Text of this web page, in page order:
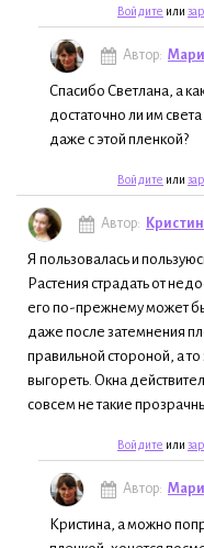
Войдите или
Автор:
Спасибо Светлана, а
достаточно ли им
даже с этой пленкой?
Войдите или
Автор:
Я пользовалась и
Растения страдать от
его по-прежнему может
даже после затемнения
правильной стороной, а
выгореть. Окна
совсем не такие
Войдите или
Автор:
Кристина, а можно